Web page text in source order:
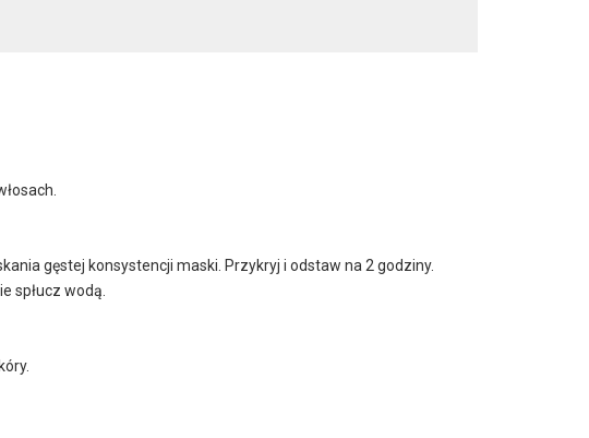
gęstej konsystencji maski. Przykryj i odstaw na 2 godziny.
spłucz wodą.